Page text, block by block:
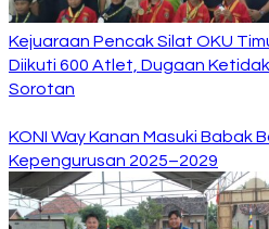
Kejuaraan Pencak Silat OKU
Diikuti 600 Atlet, Dugaan
Sorotan
KONI Way Kanan Masuki Babak
Kepengurusan 2025–2029